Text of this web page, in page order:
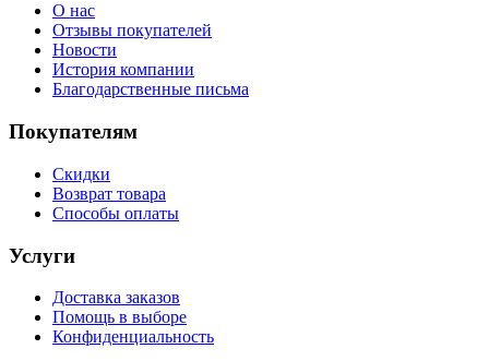
О нас
Отзывы покупателей
Новости
История компании
Благодарственные письма
Покупателям
Скидки
Возврат товара
Способы оплаты
Услуги
Доставка заказов
Помощь в выборе
Конфиденциальность